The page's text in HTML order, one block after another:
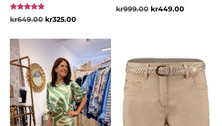
Betygsatt
5.00
kr649.00 kr325.00
kr999.00 kr449.00